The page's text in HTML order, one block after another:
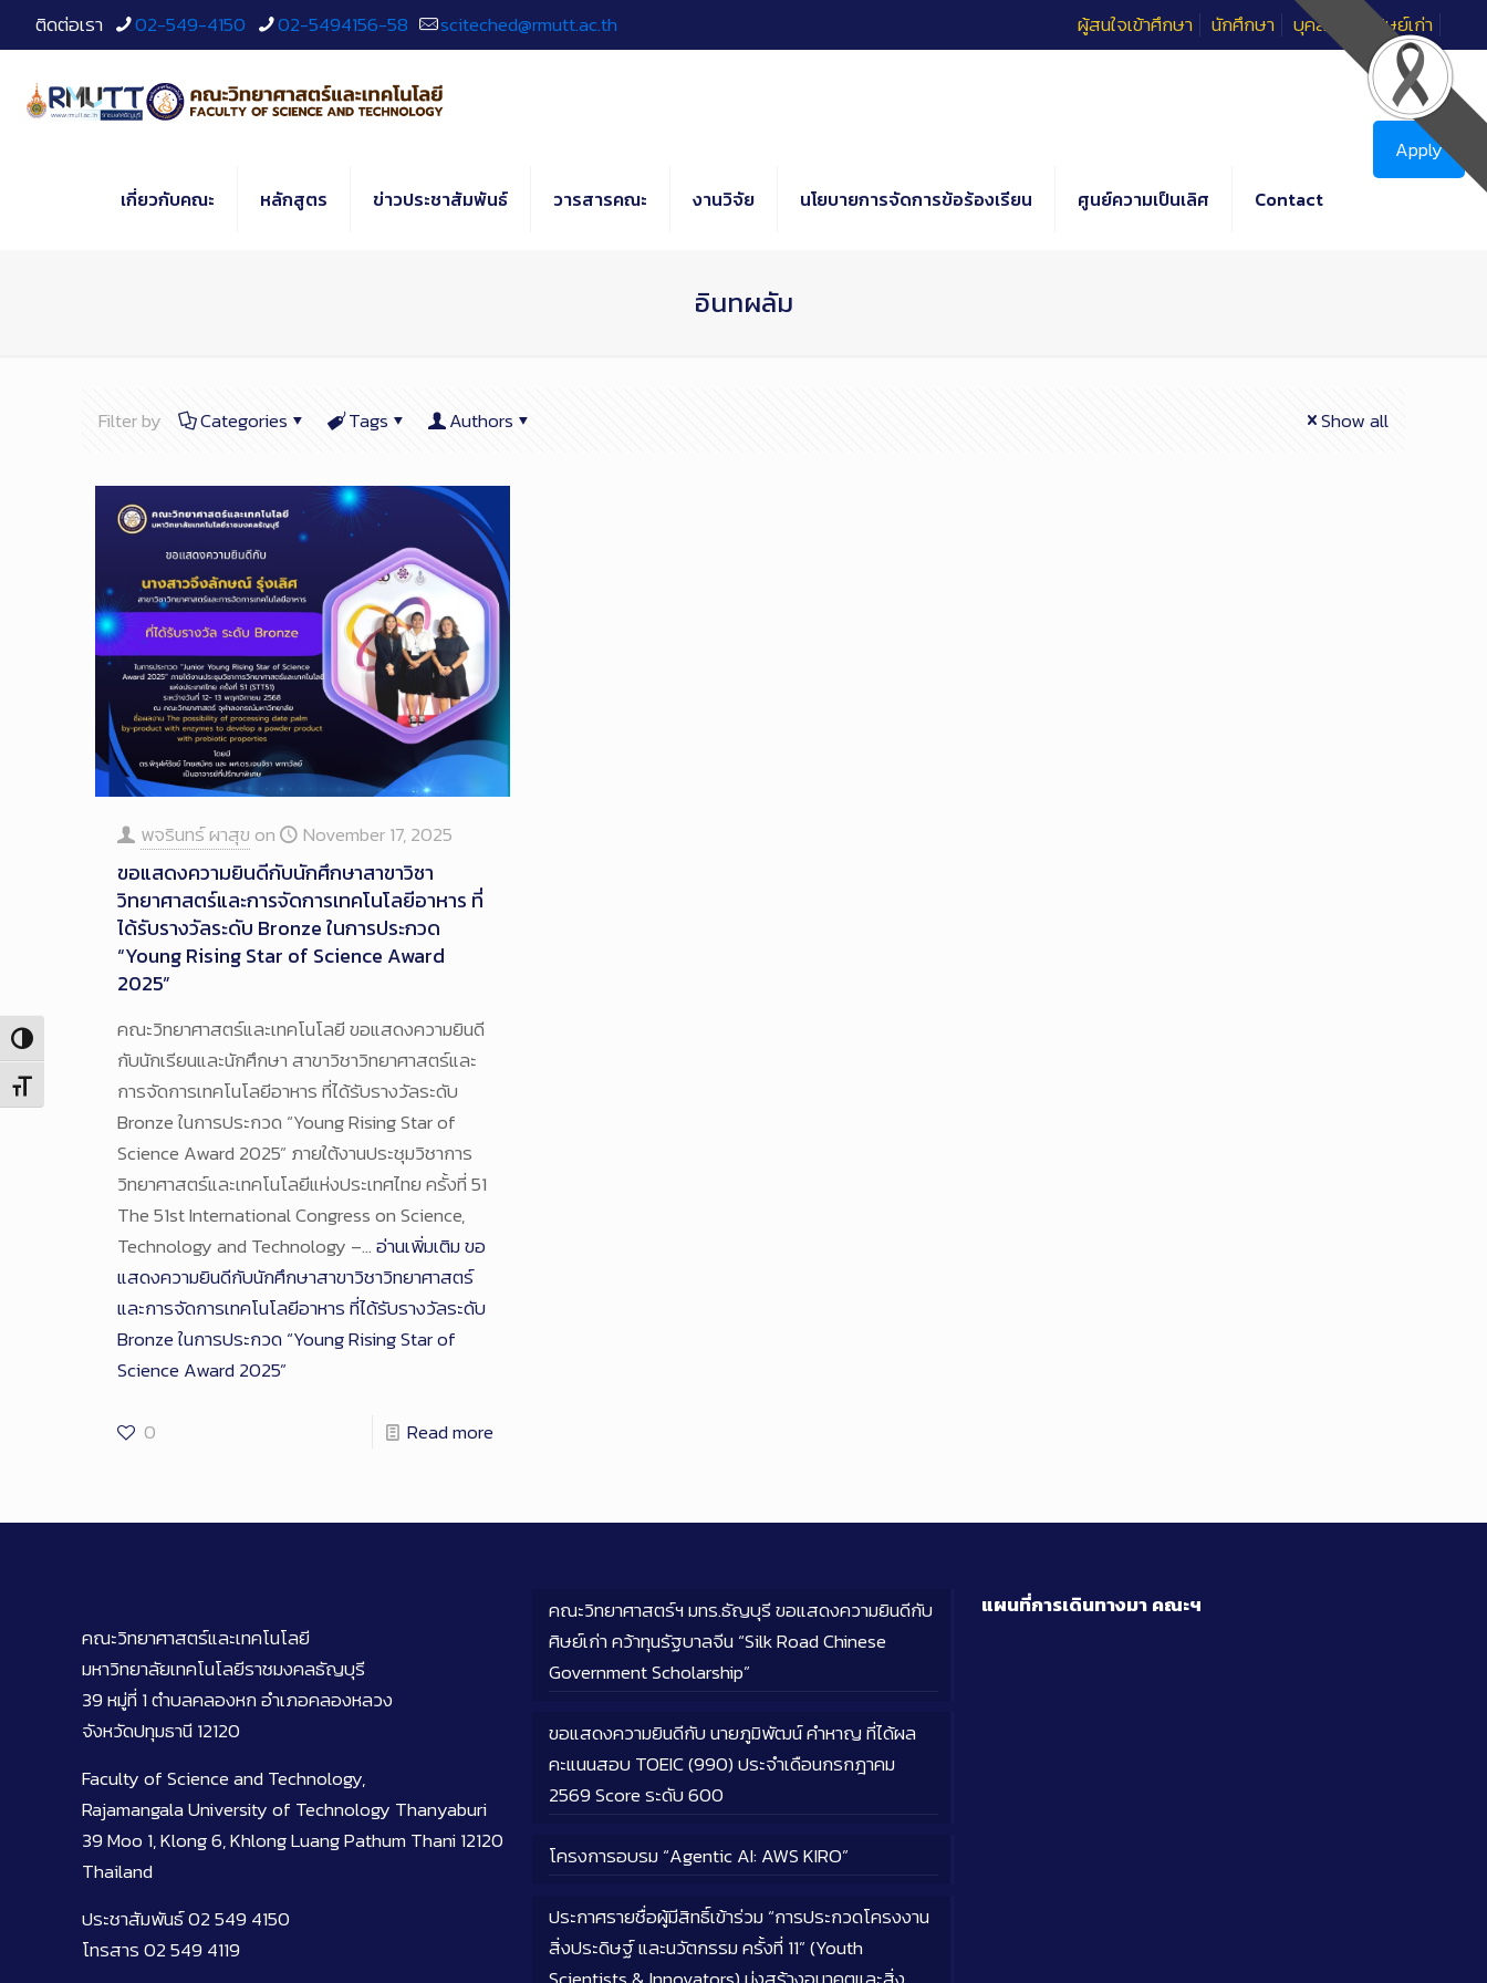
to
Content
Toggle High Contrast
Toggle Font size
ติดต่อเรา 02-549-4150 02-5494156-58 sciteched@rmutt.ac.th ผู้สนใจเข้าศึกษา นักศึกษา บุคลากร ศิษย์เก่า
เกี่ยวกับคณะ หลักสูตร ข่าวประชาสัมพันธ์ วารสารคณะ งานวิจัย นโยบายการจัดการข้อร้องเรียน ศูนย์ความเป็นเลิศ Contact
Apply
อินทผลัม
Filter by Categories Tags Authors Show all
พจรินทร์ ผาสุข on November 17, 2025
ขอแสดงความยินดีกับนักศึกษาสาขาวิชา
วิทยาศาสตร์และการจัดการเทคโนโลยีอาหาร ที่
ได้รับรางวัลระดับ Bronze ในการประกวด
“Young Rising Star of Science Award
2025”
คณะวิทยาศาสตร์และเทคโนโลยี ขอแสดงความยินดี
กับนักเรียนและนักศึกษา สาขาวิชาวิทยาศาสตร์และ
การจัดการเทคโนโลยีอาหาร ที่ได้รับรางวัลระดับ
Bronze ในการประกวด “Young Rising Star of
Science Award 2025” ภายใต้งานประชุมวิชาการ
วิทยาศาสตร์และเทคโนโลยีแห่งประเทศไทย ครั้งที่ 51
The 51st International Congress on Science,
Technology and Technology –…อ่านเพิ่มเติมขอ
แสดงความยินดีกับนักศึกษาสาขาวิชาวิทยาศาสตร์
และการจัดการเทคโนโลยีอาหาร ที่ได้รับรางวัลระดับ
Bronze ในการประกวด “Young Rising Star of
Science Award 2025”
0 Read more
คณะวิทยาศาสตร์และเทคโนโลยี
มหาวิทยาลัยเทคโนโลยีราชมงคลธัญบุรี
39 หมู่ที่ 1 ตำบลคลองหก อำเภอคลองหลวง
จังหวัดปทุมธานี 12120
Faculty of Science and Technology,
Rajamangala University of Technology Thanyaburi
39 Moo 1, Klong 6, Khlong Luang Pathum Thani 12120
Thailand
ประชาสัมพันธ์ 02 549 4150
โทรสาร 02 549 4119
คณะวิทยาศาสตร์ฯ มทร.ธัญบุรี ขอแสดงความยินดีกับ
ศิษย์เก่า คว้าทุนรัฐบาลจีน “Silk Road Chinese
Government Scholarship”
ขอแสดงความยินดีกับ นายภูมิพัฒน์ คำหาญ ที่ได้ผล
คะแนนสอบ TOEIC (990) ประจำเดือนกรกฎาคม
2569 Score ระดับ 600
โครงการอบรม “Agentic AI: AWS KIRO”
ประกาศรายชื่อผู้มีสิทธิ์เข้าร่วม “การประกวดโครงงาน
สิ่งประดิษฐ์ และนวัตกรรม ครั้งที่ 11” (Youth
แผนที่การเดินทางมาคณะฯ